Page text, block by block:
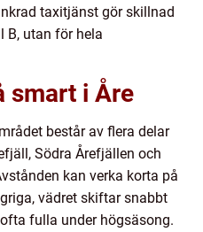
taxitjänst gör skillnad
B, utan för hela
smart i Åre
består av flera delar
Södra Årefjällen och
kan verka korta på
vädret skiftar snabbt
fulla under högsäsong.